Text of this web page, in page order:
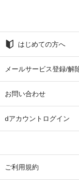
はじめての方へ
メールサービス登録/解
お問い合わせ
dアカウントログイン
ご利用規約